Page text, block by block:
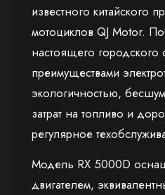
известного китайского
мотоциклов QJ Motor.
настоящего городского
преимуществами
экологичностью,
затрат на топливо и
регулярное
Модель RX 5000D
двигателем,